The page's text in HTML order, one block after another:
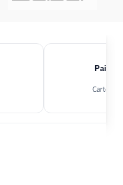
Carte,